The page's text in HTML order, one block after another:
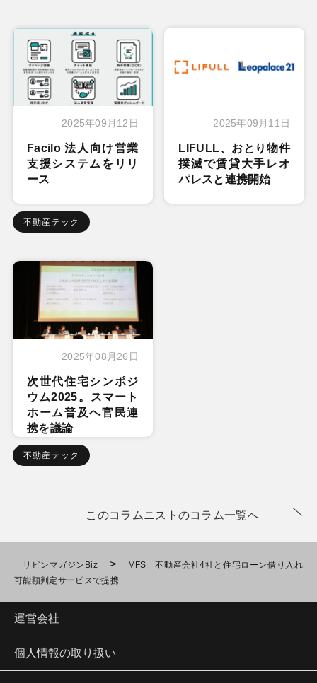
2025年09月12日
Facilo 法人向け営業
支援システムをリリ
ース
不動産テック
2025年09月11日
LIFULL、おとり物件
撲滅で賃貸大手レオ
パレスと連携開始
2025年08月26日
次世代住宅シンポジ
ウム2025。スマート
ホーム普及へ官民連
携を議論
不動産テック
このコラムニストのコラム一覧へ
リビンマガジンBiz >
MFS 不動産会社4社と住宅ローン借り入れ
可能額判定サービスで提携
運営会社
個人情報の取り扱い